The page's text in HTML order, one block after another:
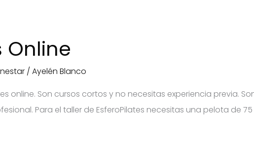
Online
/ Ayelén Blanco
online. Son cursos cortos y no necesitas experiencia previa.
Para el taller de EsferoPilates necesitas una pelota de